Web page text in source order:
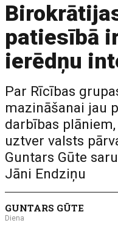
patiesībā
ierēdņu
Par Rīcības
mazināšanai jau
darbības
uztver valsts
Guntars Gūte
Jāni Endziņu
GUNTARS GŪTE
Diena